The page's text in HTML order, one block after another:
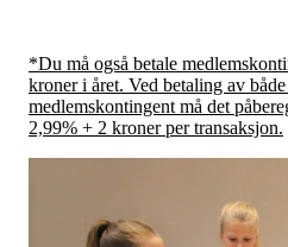
*Du må også betale
kroner i året. Ved betaling av
medlemskontingent må det
2,99% + 2 kroner per transaksjon.